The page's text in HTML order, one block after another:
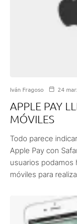
Iván Fragoso 24
APPLE PAY
MÓVILES
Todo parece
Apple Pay con
usuarios podamos
móviles para